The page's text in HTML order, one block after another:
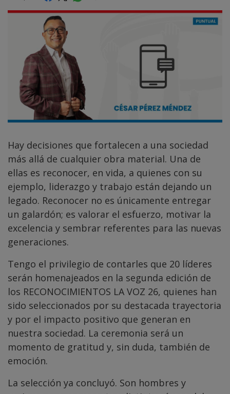
Hay decisiones que fortalecen a una sociedad
más allá de cualquier obra material. Una de
ellas es reconocer, en vida, a quienes con su
ejemplo, liderazgo y trabajo están dejando un
legado. Reconocer no es únicamente entregar
un galardón; es valorar el esfuerzo, motivar la
excelencia y sembrar referentes para las nuevas
generaciones.
Tengo el privilegio de contarles que 20 líderes
serán homenajeados en la segunda edición de
los RECONOCIMIENTOS LA VOZ 26, quienes han
sido seleccionados por su destacada trayectoria
y por el impacto positivo que generan en
nuestra sociedad. La ceremonia será un
momento de gratitud y, sin duda, también de
emoción.
La selección ya concluyó. Son hombres y